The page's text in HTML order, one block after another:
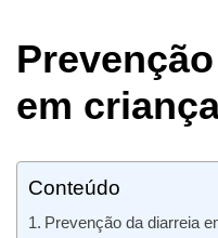
em
Conteúdo
Prevenção da diarreia